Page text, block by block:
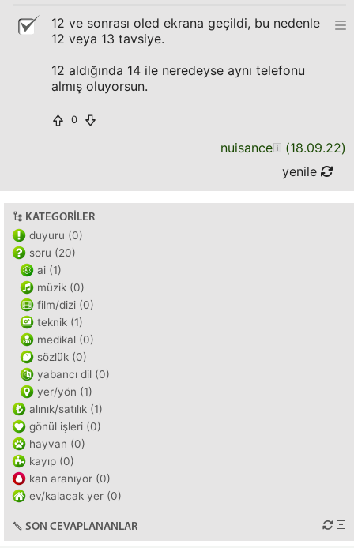
12 ve sonrası oled ekrana geçildi, bu nedenle
12 veya 13 tavsiye.
12 aldığında 14 ile neredeyse aynı telefonu
almış oluyorsun.
0
nuisance (18.09.22)
yenile
KATEGORILER
duyuru (0)
soru (20)
ai (1)
müzik (0)
film/dizi (0)
teknik (1)
medikal (0)
sözlük (0)
yabancı dil (0)
yer/yön (1)
alınık/satılık (1)
gönül işleri (0)
hayvan (0)
kayıp (0)
kan aranıyor (0)
ev/kalacak yer (0)
SON CEVAPLANANLAR